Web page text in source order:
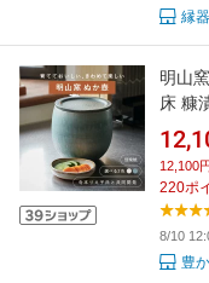
縁
明山
床 糠
容器
12,100
220ポ
8/10
豊